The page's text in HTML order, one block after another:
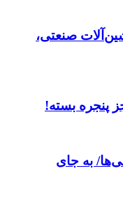
صنعتی،
پنجره بسته!
به جای